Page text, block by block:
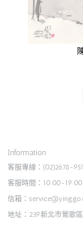
Information
客服專線：(02)2678-
客服時間：10:00-
信箱：
地址：239新北市鶯歌